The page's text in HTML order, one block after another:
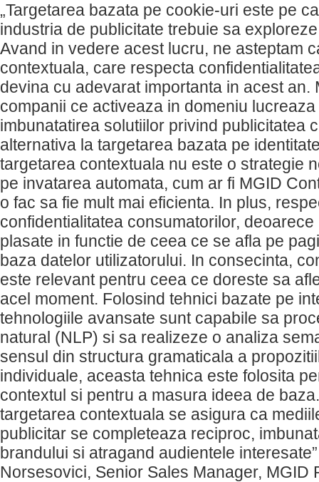
„Targetarea bazata pe cookie-uri este pe
industria de publicitate trebuie sa
Avand in vedere acest lucru, ne asteptam
contextuala, care respecta
devina cu adevarat importanta in acest an.
companii ce activeaza in domeniu
imbunatatirea solutiilor privind publicitatea
alternativa la targetarea bazata pe
targetarea contextuala nu este o strategie
pe invatarea automata, cum ar fi MGID
o fac sa fie mult mai eficienta. In plus,
confidentialitatea consumatorilor,
plasate in functie de ceea ce se afla pe
baza datelor utilizatorului. In consecinta,
este relevant pentru ceea ce doreste sa
acel moment. Folosind tehnici bazate pe
tehnologiile avansate sunt capabile sa
natural (NLP) si sa realizeze o analiza
sensul din structura gramaticala a
individuale, aceasta tehnica este folosita
contextul si pentru a masura ideea de
targetarea contextuala se asigura ca
publicitar se completeaza reciproc,
brandului si atragand audientele
Norsesovici, Senior Sales Manager, MGID